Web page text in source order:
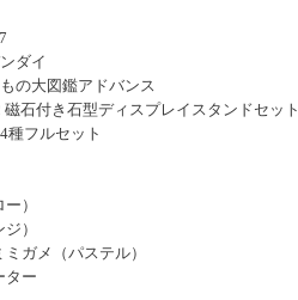
ダイ
の大図鑑アドバンス
石付き石型ディスプレイスタンドセット
種フルセット
）
）
ガメ（パステル）
ター